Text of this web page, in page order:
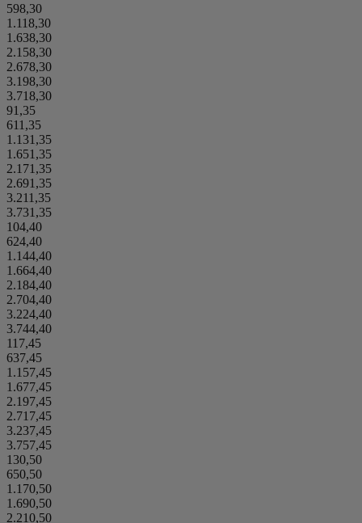
598,30
1.118,30
1.638,30
2.158,30
2.678,30
3.198,30
3.718,30
91,35
611,35
1.131,35
1.651,35
2.171,35
2.691,35
3.211,35
3.731,35
104,40
624,40
1.144,40
1.664,40
2.184,40
2.704,40
3.224,40
3.744,40
117,45
637,45
1.157,45
1.677,45
2.197,45
2.717,45
3.237,45
3.757,45
130,50
650,50
1.170,50
1.690,50
2.210,50